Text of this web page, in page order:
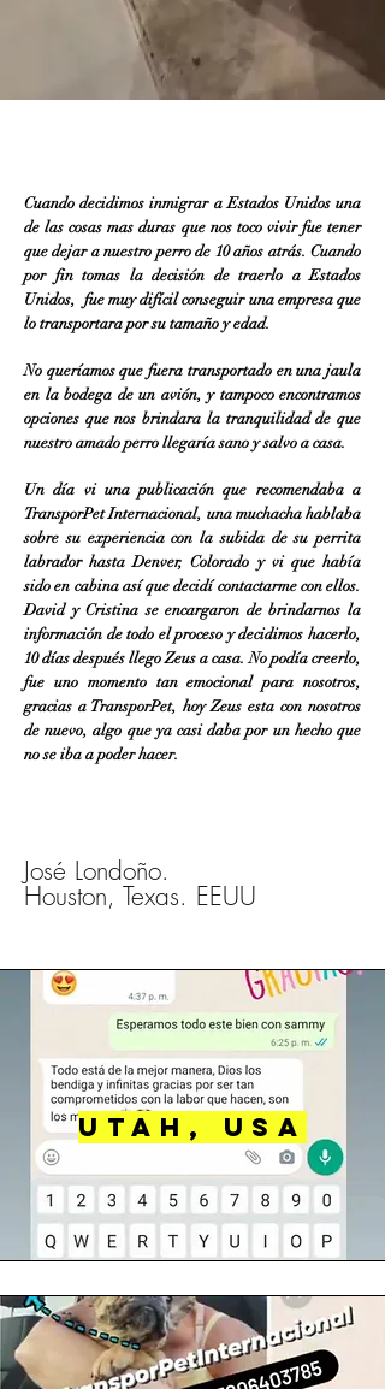
Cuando decidimos inmigrar a Estados Unidos una
de las cosas mas duras que nos toco vivir fue tener
que dejar a nuestro perro de 10 años atrás. Cuando
por fin tomas la decisión de traerlo a Estados
Unidos, fue muy difícil conseguir una empresa que
lo transportara por su tamaño y edad.
No queríamos que fuera transportado en una jaula
en la bodega de un avión, y tampoco encontramos
opciones que nos brindara la tranquilidad de que
nuestro amado perro llegaría sano y salvo a casa.
Un día vi una publicación que recomendaba a
TransporPet Internacional, una muchacha hablaba
sobre su experiencia con la subida de su perrita
labrador hasta Denver, Colorado y vi que había
sido en cabina así que decidí contactarme con ellos.
David y Cristina se encargaron de brindarnos la
información de todo el proceso y decidimos hacerlo,
10 días después llego Zeus a casa. No podía creerlo,
fue uno momento tan emocional para nosotros,
gracias a TransporPet, hoy Zeus esta con nosotros
de nuevo, algo que ya casi daba por un hecho que
no se iba a poder hacer.
José Londoño.
Houston, Texas. EEUU
UTAH, USA